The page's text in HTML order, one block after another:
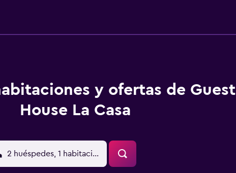
y ofertas de Guest
House La Casa
2 huéspedes, 1 habitación